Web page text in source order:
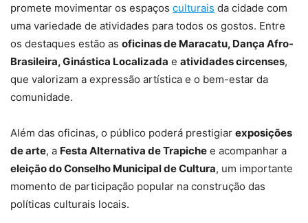
promete movimentar os espaços culturais da cidade com
uma variedade de atividades para todos os gostos. Entre
os destaques estão as oficinas de Maracatu, Dança Afro-
Brasileira, Ginástica Localizada e atividades circenses,
que valorizam a expressão artística e o bem-estar da
comunidade.
Além das oficinas, o público poderá prestigiar exposições
de arte, a Festa Alternativa de Trapiche e acompanhar a
eleição do Conselho Municipal de Cultura, um importante
momento de participação popular na construção das
políticas culturais locais.